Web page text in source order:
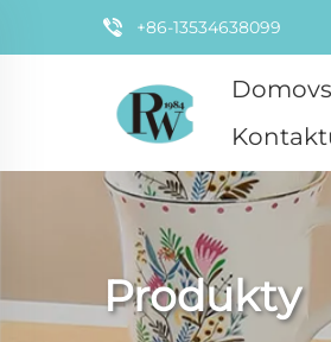
+86-13534638099
Produkty